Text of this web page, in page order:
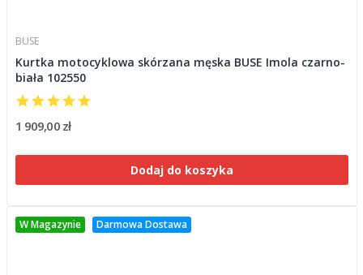
BUSE
Kurtka motocyklowa skórzana męska BUSE Imola czarno-
biała 102550
1 909,00 zł
Dodaj do koszyka
W Magazynie Darmowa Dostawa